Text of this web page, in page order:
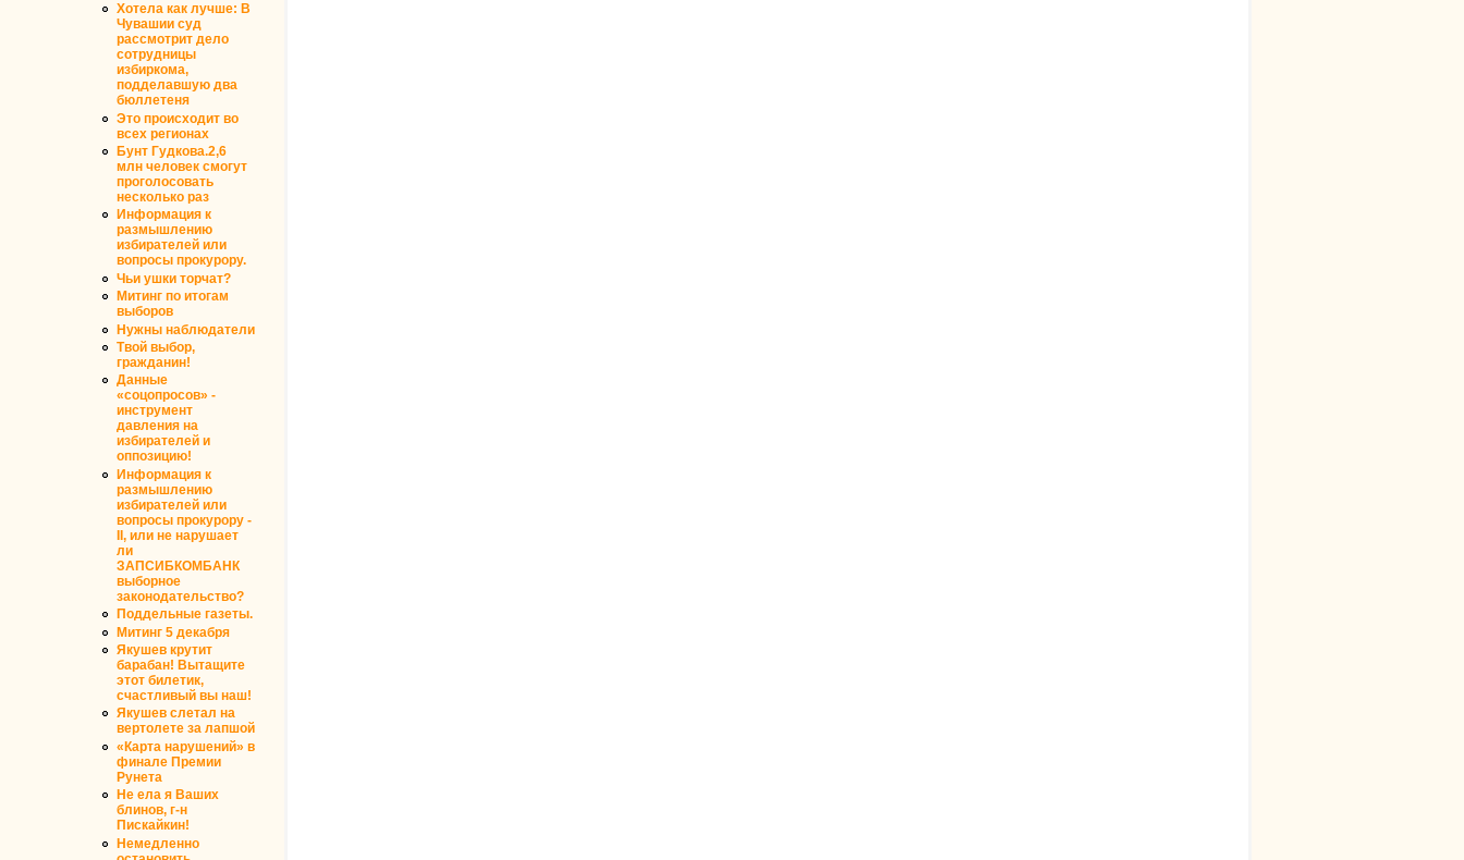
Хотела как лучше: В
Чувашии суд
рассмотрит дело
сотрудницы
избиркома,
подделавшую два
бюллетеня
Это происходит во
всех регионах
Бунт Гудкова.2,6
млн человек смогут
проголосовать
несколько раз
Информация к
размышлению
избирателей или
вопросы прокурору.
Чьи ушки торчат?
Митинг по итогам
выборов
Нужны наблюдатели
Твой выбор,
гражданин!
Данные
«соцопросов» -
инструмент
давления на
избирателей и
оппозицию!
Информация к
размышлению
избирателей или
вопросы прокурору -
II, или не нарушает
ли
ЗАПСИБКОМБАНК
выборное
законодательство?
Поддельные газеты.
Митинг 5 декабря
Якушев крутит
барабан! Вытащите
этот билетик,
счастливый вы наш!
Якушев слетал на
вертолете за лапшой
«Карта нарушений» в
финале Премии
Рунета
Не ела я Ваших
блинов, г-н
Пискайкин!
Немедленно